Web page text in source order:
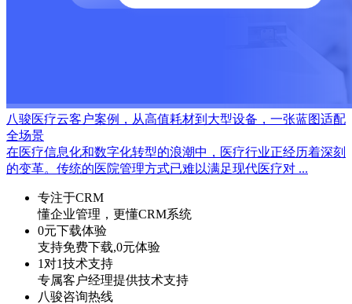
八骏医疗云客户案例，从高值耗材到大型设备，一张蓝图适配
全场景
在医疗信息化和数字化转型的浪潮中，医疗行业正经历着深刻
的变革。传统的医院管理方式已难以满足现代医疗对 ...
专注于CRM
懂企业管理，更懂CRM系统
0元下载体验
支持免费下载,0元体验
1对1技术支持
专属客户经理提供技术支持
八骏咨询热线